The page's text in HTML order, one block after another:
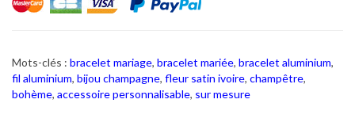
Mots-clés : bracelet mariage, bracelet mariée, bracelet aluminium,
fil aluminium, bijou champagne, fleur satin ivoire, champêtre,
bohème, accessoire personnalisable, sur mesure